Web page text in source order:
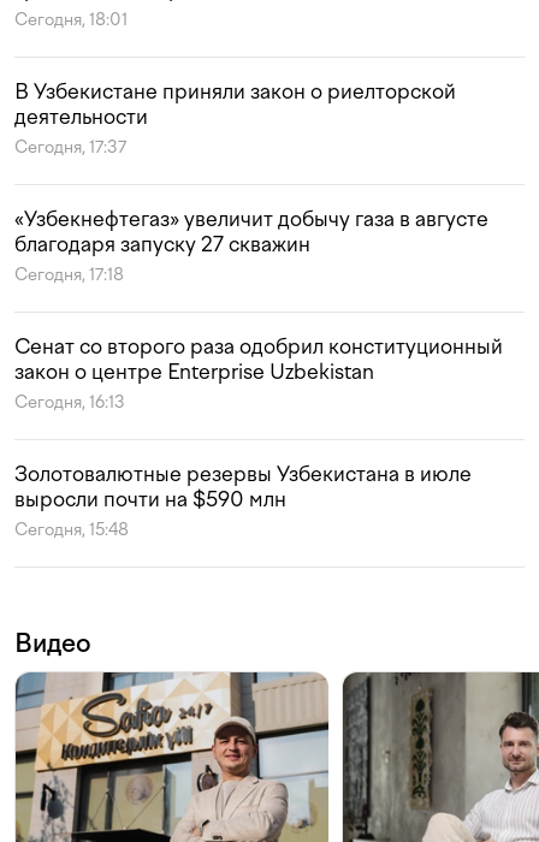
Сегодня, 18:01
В Узбекистане приняли закон о риелторской
деятельности
Сегодня, 17:37
«Узбекнефтегаз» увеличит добычу газа в августе
благодаря запуску 27 скважин
Сегодня, 17:18
Сенат со второго раза одобрил конституционный
закон о центре Enterprise Uzbekistan
Сегодня, 16:13
Золотовалютные резервы Узбекистана в июле
выросли почти на $590 млн
Сегодня, 15:48
Видео